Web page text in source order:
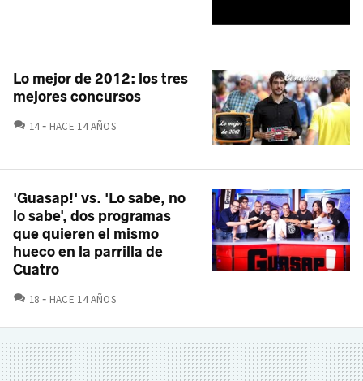
Lo mejor de 2012: los tres
mejores concursos
14 COMENTARIOS
HACE 14 AÑOS
'Guasap!' vs. 'Lo sabe, no
lo sabe', dos programas
que quieren el mismo
hueco en la parrilla de
Cuatro
18 COMENTARIOS
HACE 14 AÑOS